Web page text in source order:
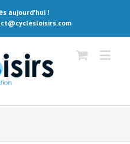
aujourd'hui !